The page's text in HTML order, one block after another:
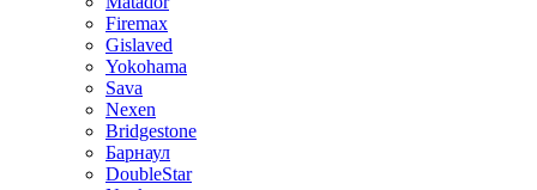
Firemax
Gislaved
Yokohama
Sava
Nexen
Bridgestone
Барнаул
DoubleStar